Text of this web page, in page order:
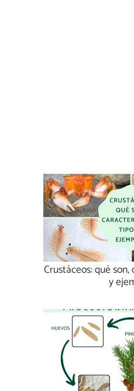
Crustáceos: qué
y